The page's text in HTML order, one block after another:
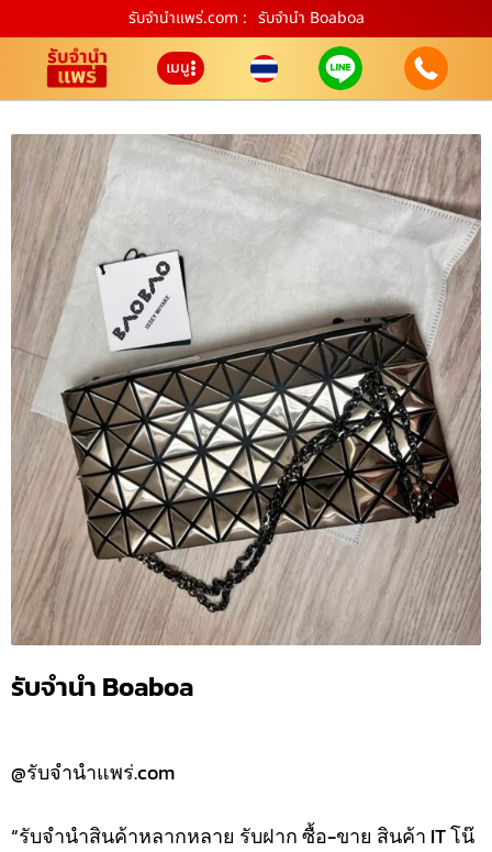
รับจํานําแพร่.com : รับจำนำ Boaboa
เมนู
รับจำนำ Boaboa
@รับจำนำแพร่.com
“รับจำนำสินค้าหลากหลาย รับฝาก ซื้อ-ขาย สินค้า IT โน๊